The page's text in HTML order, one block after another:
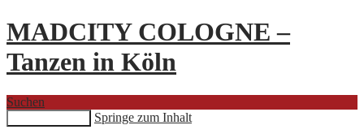
MADCITY COLOGNE –
Tanzen in Köln
Suchen
Springe zum Inhalt